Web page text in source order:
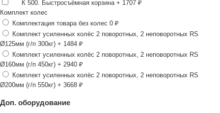
К 500. Быстросъёмная корзина + 1707 ₽
Комплект колес
Комплектация товара без колес 0 ₽
Комплект усиленных колёс 2 поворотных, 2 неповоротных RS
Ø125мм (г/п 300кг) + 1484 ₽
Комплект усиленных колёс 2 поворотных, 2 неповоротных RS
Ø160мм (г/п 450кг) + 2940 ₽
Комплект усиленных колёс 2 поворотных, 2 неповоротных RS
Ø200мм (г/п 550кг) + 3668 ₽
Доп. оборудование